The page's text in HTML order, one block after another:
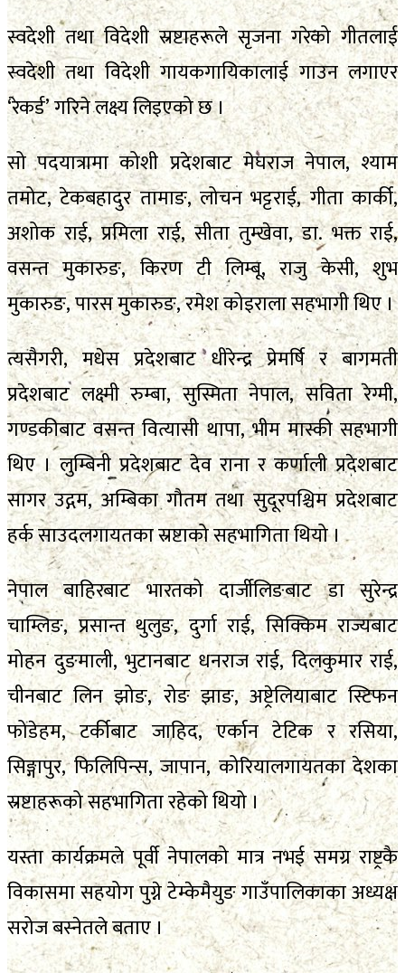
स्वदेशी तथा विदेशी स्रष्टाहरूले सृजना गरेको गीतलाई
स्वदेशी तथा विदेशी गायकगायिकालाई गाउन लगाएर
‘रेकर्ड’ गरिने लक्ष्य लिइएको छ ।
सो पदयात्रामा कोशी प्रदेशबाट मेघराज नेपाल, श्याम
तमोट, टेकबहादुर तामाङ, लोचन भट्टराई, गीता कार्की,
अशोक राई, प्रमिला राई, सीता तुम्खेवा, डा. भक्त राई,
वसन्त मुकारुङ, किरण टी लिम्बू, राजु केसी, शुभ
मुकारुङ, पारस मुकारुङ, रमेश कोइराला सहभागी थिए ।
त्यसैगरी, मधेस प्रदेशबाट धीरेन्द्र प्रेमर्षि र बागमती
प्रदेशबाट लक्ष्मी रुम्बा, सुस्मिता नेपाल, सविता रेग्मी,
गण्डकीबाट वसन्त वित्यासी थापा, भीम मास्की सहभागी
थिए । लुम्बिनी प्रदेशबाट देव राना र कर्णाली प्रदेशबाट
सागर उद्गम, अम्बिका गौतम तथा सुदूरपश्चिम प्रदेशबाट
हर्क साउदलगायतका स्रष्टाको सहभागिता थियो ।
नेपाल बाहिरबाट भारतको दार्जीलिङबाट डा सुरेन्द्र
चाम्लिङ, प्रसान्त थुलुङ, दुर्गा राई, सिक्किम राज्यबाट
मोहन दुङमाली, भुटानबाट धनराज राई, दिलकुमार राई,
चीनबाट लिन झोङ, रोङ झाङ, अष्ट्रेलियाबाट स्टिफन
फोडेहम, टर्कीबाट जाहिद, एर्कान टेटिक र रसिया,
सिङ्गापुर, फिलिपिन्स, जापान, कोरियालगायतका देशका
स्रष्टाहरूको सहभागिता रहेको थियो ।
यस्ता कार्यक्रमले पूर्वी नेपालको मात्र नभई समग्र राष्ट्रकै
विकासमा सहयोग पुग्ने टेम्केमैयुङ गाउँपालिकाका अध्यक्ष
सरोज बस्नेतले बताए ।